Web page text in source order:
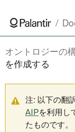
オントロジーの
を作成する
注: 以下の翻
AIPを利用し
たものです。